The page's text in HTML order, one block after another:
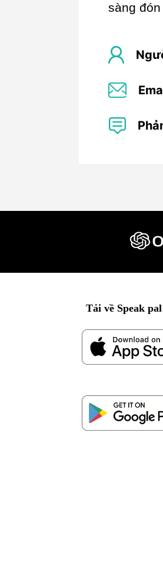
sàng
Tải về Speak